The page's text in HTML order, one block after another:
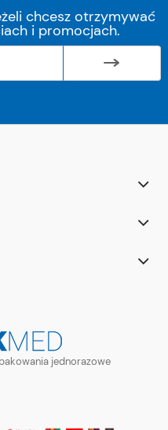
chcesz otrzymywać
i promocjach.
jednorazowe